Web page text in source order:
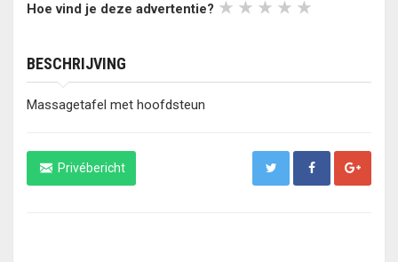
Hoe vind je deze advertentie?
BESCHRIJVING
Massagetafel met hoofdsteun
Privébericht